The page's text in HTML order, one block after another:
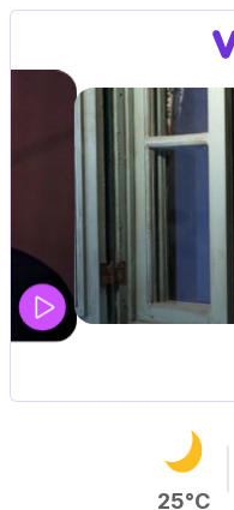
IQ 160
25°C